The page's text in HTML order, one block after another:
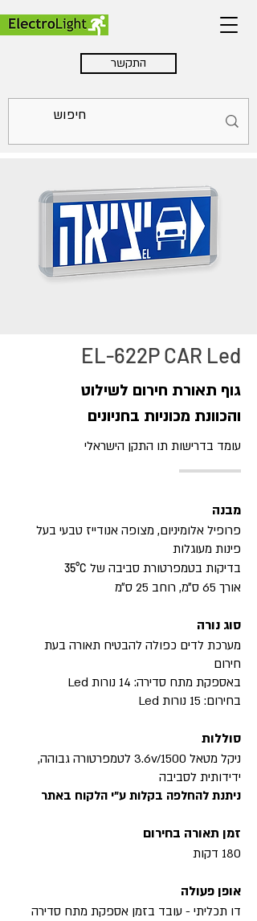
התקשר
EL-622P CAR Led
גוף תאורת חירום לשילוט
והכוונת מכוניות בחניונים
עומד בדרישות תו התקן הישראלי
מבנה
פרופיל אלומיניום, מצופה אנודייז טבעי בעל
פינות מעוגלות
בדיקות בטמפרטורת סביבה של
35°C
אורך 65 ס״מ, רוחב 25 ס״מ
סוג נורה
מערכת לדים כפולה להבטיח תאורה בעת
חירום
באספקת מתח סדירה: 14 נורות Led
בחירום: 15 נורות Led
סוללות
ניקל מטאל 3.6v/1500 לטמפרטורה גבוהה,
ידידותית לסביבה
ניתנת להחלפה בקלות ע"י הלקוח באתר
זמן תאורה בחירום
180 דקות
אופן פעולה
דו תכליתי - עובד בזמן אספקת מתח סדירה